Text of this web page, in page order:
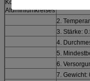
Kochen des
Aluminiumkreises
2.
3. Stärke:
4.
5.
6.
7. Gewicht: